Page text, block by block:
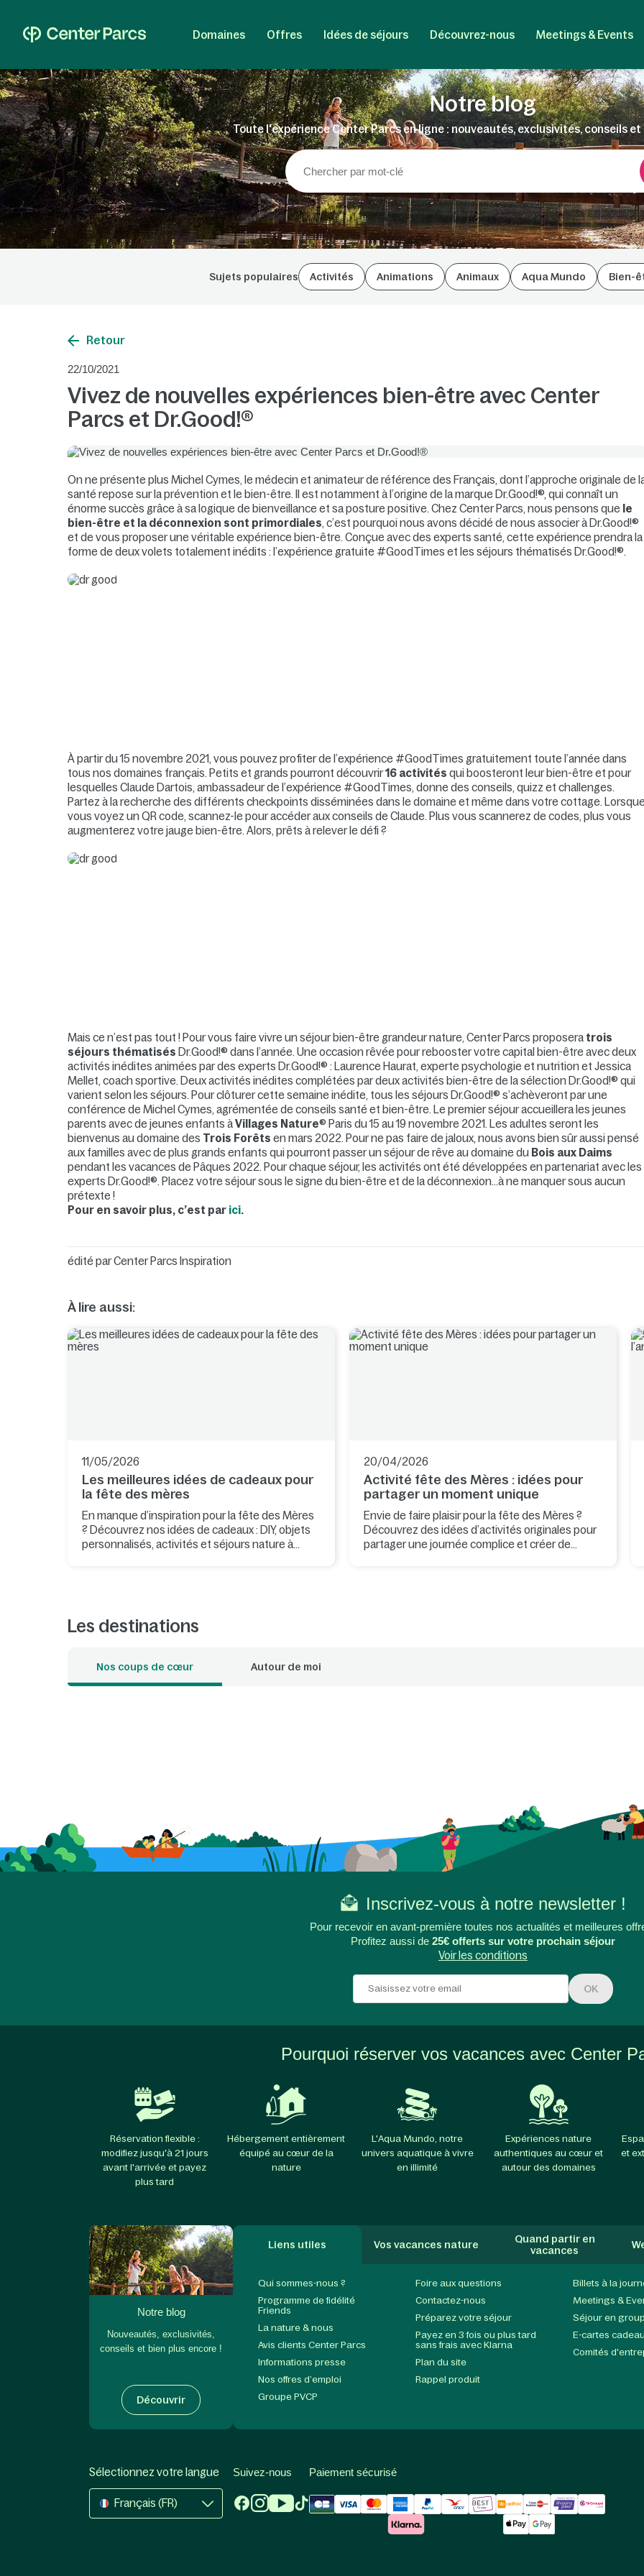
Domaines Offres Idées de séjours Découvrez-nous Meetings & Events
Notre blog
Toute l'expérience Center Parcs en ligne : nouveautés, exclusivités, conseils et
Sujets populaires Activités Animations Animaux Aqua Mundo Bien-
Retour
22/10/2021
Vivez de nouvelles expériences bien-être avec Center
Parcs et Dr.Good!®
On ne présente plus Michel Cymes, le médecin et animateur de référence des Français, dont l’approche originale de
santé repose sur la prévention et le bien-être. Il est notamment à l’origine de la marque Dr.Good!®, qui connaît un
énorme succès grâce à sa logique de bienveillance et sa posture positive. Chez Center Parcs, nous pensons que le
bien-être et la déconnexion sont primordiales, c’est pourquoi nous avons décidé de nous associer à Dr.Good!®
et de vous proposer une véritable expérience bien-être. Conçue avec des experts santé, cette expérience prendra la
forme de deux volets totalement inédits : l’expérience gratuite #GoodTimes et les séjours thématisés Dr.Good!®.
À partir du 15 novembre 2021, vous pouvez profiter de l’expérience #GoodTimes gratuitement toute l’année dans
tous nos domaines français. Petits et grands pourront découvrir16 activitésqui boosteront leur bien-être et pour
lesquelles Claude Dartois, ambassadeur de l’expérience #GoodTimes, donne des conseils, quizz et challenges.
Partez à la recherche des différents checkpoints disséminées dans le domaine et même dans votre cottage.
vous voyez un QR code, scannez-le pour accéder aux conseils de Claude. Plus vous scannerez de codes, plus vous
augmenterez votre jauge bien-être. Alors, prêts à relever le défi ?
Mais ce n’est pas tout ! Pour vous faire vivre un séjour bien-être grandeur nature, Center Parcs proposera trois
séjours thématisés Dr.Good!® dans l’année. Une occasion rêvée pour rebooster votre capital bien-être avec deux
activités inédites animées par des experts Dr.Good!® : Laurence Haurat, experte psychologie et nutrition et Jessica
Mellet, coach sportive. Deux activités inédites complétées par deux activités bien-être de la sélection Dr.Good!® qui
varient selon les séjours. Pour clôturer cette semaine inédite, tous les séjours Dr.Good!® s’achèveront par une
conférence de Michel Cymes, agrémentée de conseils santé et bien-être. Le premier séjour accueillera les jeunes
parents avec de jeunes enfants àVillages Nature® Paris du 15 au 19 novembre 2021. Les adultes seront les
bienvenus au domaine des Trois Forêts en mars 2022. Pour ne pas faire de jaloux, nous avons bien sûr aussi pensé
aux familles avec de plus grands enfants qui pourront passer un séjour de rêve au domaine du Bois aux Daims
pendant les vacances de Pâques 2022. Pour chaque séjour, les activités ont été développées en partenariat avec les
experts Dr.Good!®. Placez votre séjour sous le signe du bien-être et de la déconnexion…à ne manquer sous aucun
prétexte !
Pour en savoir plus, c’est par ici.
édité parCenter Parcs Inspiration
À lire aussi:
11/05/2026
Les meilleures idées de cadeaux pour
la fête des mères
En manque d’inspiration pour la fête des Mères
? Découvrez nos idées de cadeaux : DIY, objets
personnalisés, activités et séjours nature à
20/04/2026
Activité fête des Mères : idées pour
partager un moment unique
Envie de faire plaisir pour la fête des Mères ?
Découvrez des idées d’activités originales pour
partager une journée complice et créer de
Les destinations
Nos coups de cœur Autour de moi
Inscrivez-vous à notre newsletter !
Pour recevoir en avant-première toutes nos actualités et meilleures
Profitez aussi de 25€ offerts sur votre prochain séjour
Voir les conditions
OK
Pourquoi réserver vos vacances avec Center
Réservation flexible :
modifiez jusqu'à 21 jours
avant l'arrivée et payez
plus tard
Hébergement entièrement
équipé au cœur de la
nature
L'Aqua Mundo, notre
univers aquatique à vivre
en illimité
Expériences nature
authentiques au cœur et
autour des domaines
et
Notre blog
Nouveautés, exclusivités,
conseils et bien plus encore !
Découvrir
Liens utiles Vos vacances nature
Quand partir en
vacances
Qui sommes-nous ?
Programme de fidélité
Friends
La nature & nous
Avis clients Center Parcs
Informations presse
Nos offres d’emploi
Groupe PVCP
Foire aux questions
Contactez-nous
Préparez votre séjour
Payez en 3 fois ou plus tard
sans frais avec Klarna
Plan du site
Rappel produit
Billets à la
Meetings &
Séjour en
E-cartes
Comités
Sélectionnez votre langue
Français (FR)
Suivez-nous Paiement sécurisé